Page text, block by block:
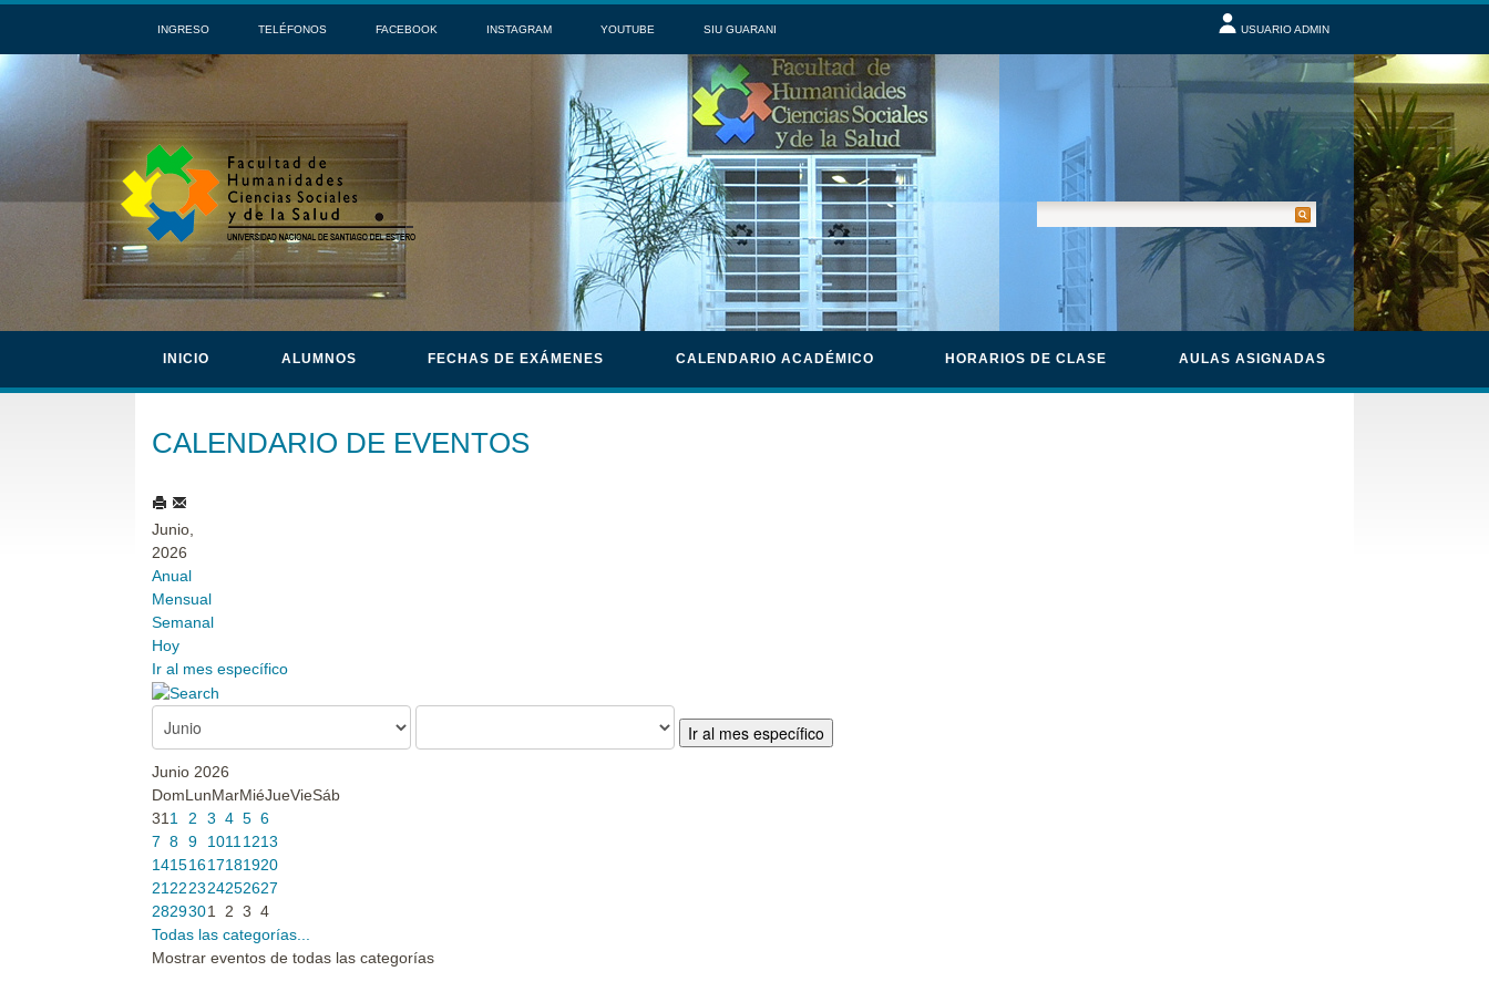
INGRESO TELÉFONOS FACEBOOK INSTAGRAM YOUTUBE SIU GUARANI USUARIO ADMIN
INICIO ALUMNOS FECHAS DE EXÁMENES CALENDARIO ACADÉMICO HORARIOS DE CLASE AULAS ASIGNADAS
CALENDARIO DE EVENTOS
Junio,
2026
Anual
Mensual
Semanal
Hoy
Ir al mes específico
Ir al mes específico
Junio 2026
DomLunMarMiéJueVieSáb
31 1 2 3 4 5 6
7 8 9 1011 1213
14151617181920
21 222324252627
2829301 2 3 4
Todas las categorías...
Mostrar eventos de todas las categorías